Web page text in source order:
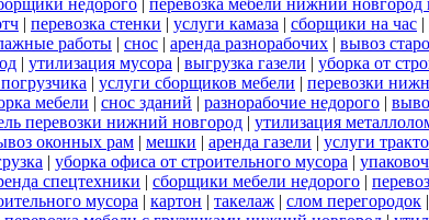
недорого | перевозка мебели нижний новгород
| перевозка стенки | услуги камаза | сборщики на час |
работы | снос | аренда разнорабочих | вывоз
| утилизация мусора | выгрузка газели | уборка от
| услуги сборщиков мебели | перевозки
мебели | снос зданий | разнорабочие недорого |
перевозки нижний новгород | утилизация
оконных рам | мешки | аренда газели | услуги
| уборка офиса от строительного мусора |
спецтехники | сборщики мебели недорого |
мусора | картон | такелаж | слом перегородок |